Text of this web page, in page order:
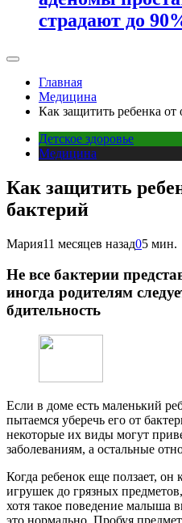
страдают до
Главная
Медицина
Как защитить ребенка от
Детское здоровье
Медицина
Как защитить
бактерий
Мария11 месяцев назад05 мин.
Не все бактерии
иногда родителям
бдительность
Если в доме есть маленький
пытаемся уберечь его от
некоторые их виды могут
заболеваниям, а остальные
Когда ребенок еще ползает, он
игрушек до грязных
хотя такое поведение малыша